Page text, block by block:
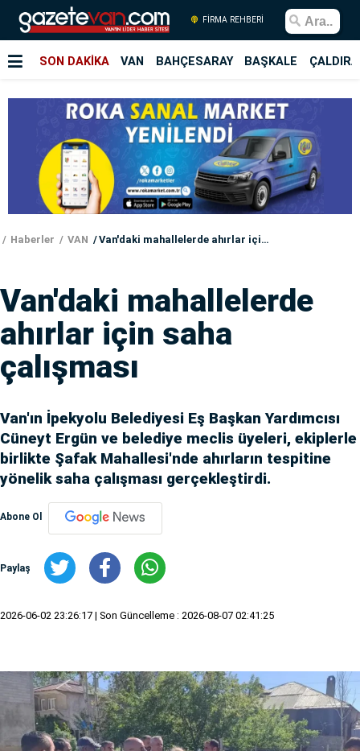
FİRMA REHBERİ
SON DAKİKA VAN BAHÇESARAY BAŞKALE
Haberler VAN Van'daki mahallelerde ahırlar için saha çalışması
Van'daki mahallelerde
ahırlar için saha
çalışması
Van'ın İpekyolu Belediyesi Eş Başkan Yardımcısı
Cüneyt Ergün ve belediye meclis üyeleri, ekiplerle
birlikte Şafak Mahallesi'nde ahırların tespitine
yönelik saha çalışması gerçekleştirdi.
Abone Ol
Paylaş
2026-06-02 23:26:17 | Son Güncelleme : 2026-08-07 02:41:25